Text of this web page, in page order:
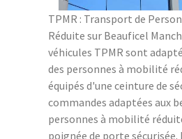
TPMR : Transport de
Réduite sur Beauficel
véhicules TPMR sont
des personnes à mobilité
équipés d'une ceinture de
commandes adaptées aux
personnes à mobilité
poignée de porte sécurisée.